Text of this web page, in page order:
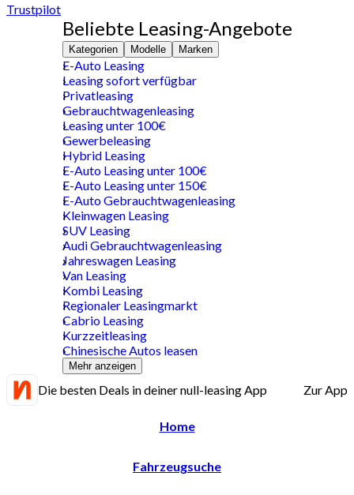
Trustpilot
Beliebte Leasing-Angebote
Kategorien Modelle Marken
E-Auto Leasing
Leasing sofort verfügbar
Privatleasing
Gebrauchtwagenleasing
Leasing unter 100€
Gewerbeleasing
Hybrid Leasing
E-Auto Leasing unter 100€
E-Auto Leasing unter 150€
E-Auto Gebrauchtwagenleasing
Kleinwagen Leasing
SUV Leasing
Audi Gebrauchtwagenleasing
Jahreswagen Leasing
Van Leasing
Kombi Leasing
Regionaler Leasingmarkt
Cabrio Leasing
Kurzzeitleasing
Chinesische Autos leasen
Mehr anzeigen
Die besten Deals in deiner null-leasing App Zur App
Home
Fahrzeugsuche